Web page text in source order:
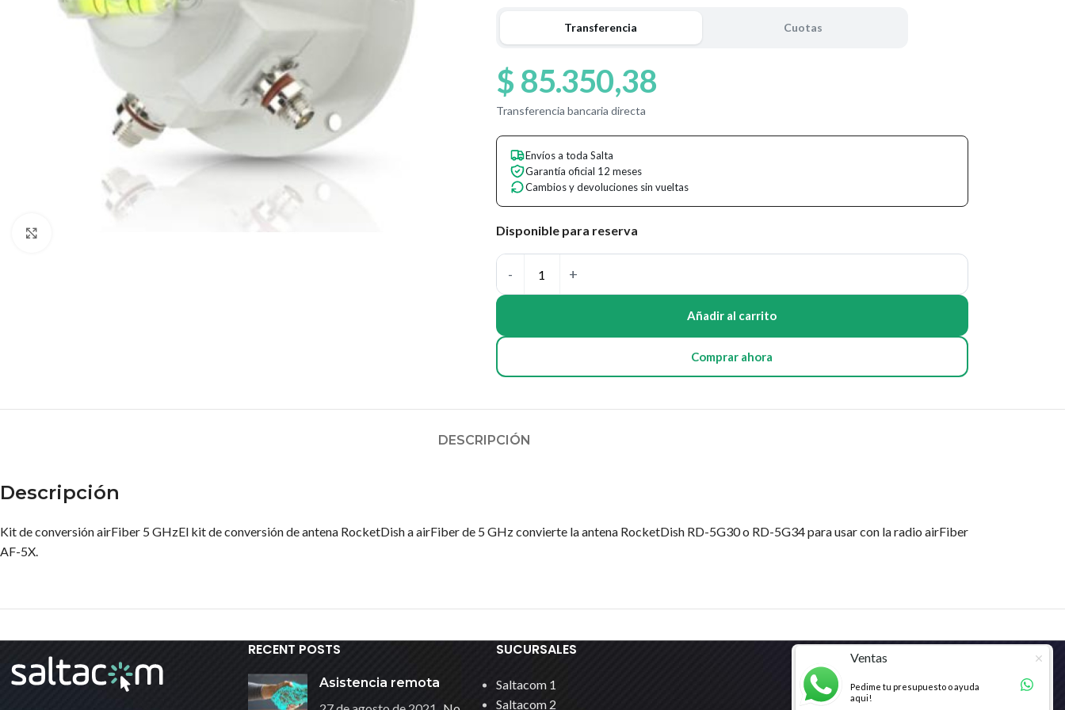
Transferencia Cuotas
$ 85.350,38
Transferencia bancaria directa
Envíos a toda Salta
Garantía oficial 12 meses
Cambios y devoluciones sin vueltas
Disponible para reserva
Añadir al carrito
Comprar ahora
DESCRIPCIÓN
Descripción
Kit de conversión airFiber 5 GHzEl kit de conversión de antena RocketDish a airFiber de 5 GHz convierte la antena RocketDish RD-5G30 o RD-5G34 para usar con la radio airFiber
AF-5X.
RECENT POSTS
Asistencia remota
SUCURSALES
Saltacom 1
Saltacom 2
Ventas
Pedime tu presupuesto o ayuda
aqui!